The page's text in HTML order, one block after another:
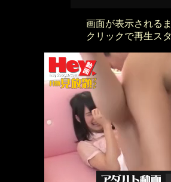
画面が表示される
クリックで再生ス